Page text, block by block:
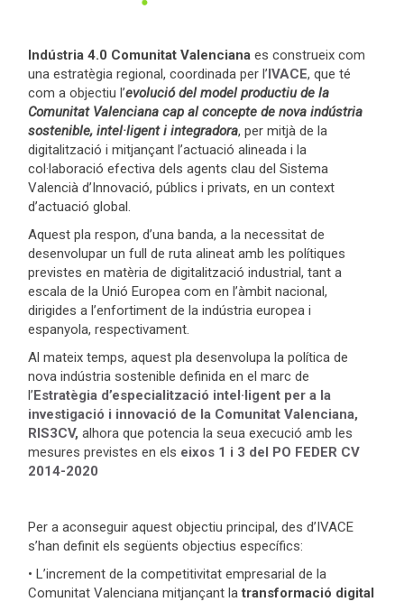
Indústria 4.0 Comunitat Valenciana es construeix com
una estratègia regional, coordinada per l’IVACE, que té
com a objectiu l’evolució del model productiu de la
Comunitat Valenciana cap al concepte de nova indústria
sostenible, intel·ligent i integradora, per mitjà de la
digitalització i mitjançant l’actuació alineada i la
col·laboració efectiva dels agents clau del Sistema
Valencià d’Innovació, públics i privats, en un context
d’actuació global.
Aquest pla respon, d’una banda, a la necessitat de
desenvolupar un full de ruta alineat amb les polítiques
previstes en matèria de digitalització industrial, tant a
escala de la Unió Europea com en l’àmbit nacional,
dirigides a l’enfortiment de la indústria europea i
espanyola, respectivament.
Al mateix temps, aquest pla desenvolupa la política de
nova indústria sostenible definida en el marc de
l’Estratègia d’especialització intel·ligent per a la
investigació i innovació de la Comunitat Valenciana,
RIS3CV, alhora que potencia la seua execució amb les
mesures previstes en els eixos 1 i 3 del PO FEDER CV
2014-2020
Per a aconseguir aquest objectiu principal, des d’IVACE
s’han definit els següents objectius específics:
• L’increment de la competitivitat empresarial de la
Comunitat Valenciana mitjançant latransformació digital